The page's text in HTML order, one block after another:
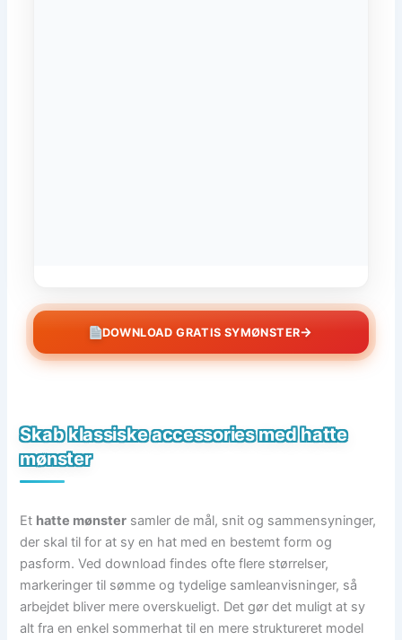
DOWNLOAD GRATIS SYMØNSTER→
Skab klassiske accessories med hatte
mønster
Et hatte mønster samler de mål, snit og sammensyninger,
der skal til for at sy en hat med en bestemt form og
pasform. Ved download findes ofte flere størrelser,
markeringer til sømme og tydelige samleanvisninger, så
arbejdet bliver mere overskueligt. Det gør det muligt at sy
alt fra en enkel sommerhat til en mere struktureret model